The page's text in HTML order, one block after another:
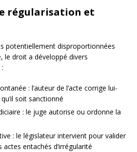
régularisation et
potentiellement disproportionnées
le droit a développé divers
: l’auteur de l’acte corrige lui-
soit sanctionné
: le juge autorise ou ordonne la
: le législateur intervient pour valider
entachés d’irrégularité